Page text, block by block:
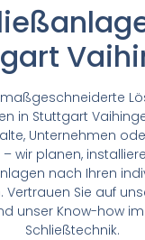
in Stuttgart
Unternehmen
wir planen,
nach Ihren
Vertrauen Sie auf
unser Know-how
Schließtechnik.